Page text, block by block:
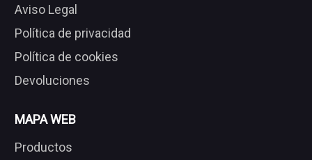
Aviso Legal
Política de privacidad
Política de cookies
Devoluciones
MAPA WEB
Productos